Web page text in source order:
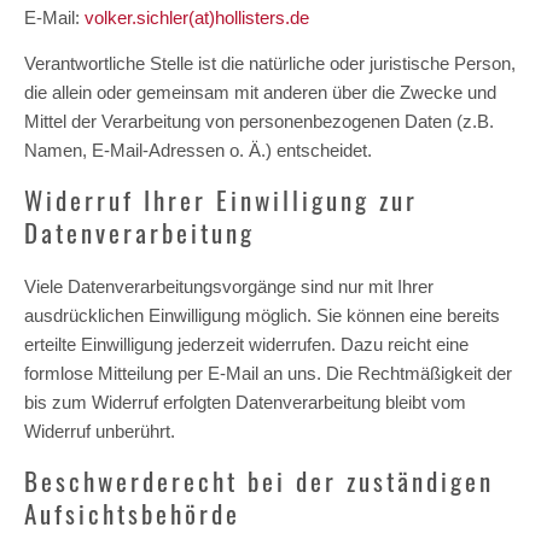
E-Mail: volker.sichler(at)hollisters.de
Verantwortliche Stelle ist die natürliche oder juristische Person,
die allein oder gemeinsam mit anderen über die Zwecke und
Mittel der Verarbeitung von personenbezogenen Daten (z.B.
Namen, E-Mail-Adressen o. Ä.) entscheidet.
Widerruf Ihrer Einwilligung zur
Datenverarbeitung
Viele Datenverarbeitungsvorgänge sind nur mit Ihrer
ausdrücklichen Einwilligung möglich. Sie können eine bereits
erteilte Einwilligung jederzeit widerrufen. Dazu reicht eine
formlose Mitteilung per E-Mail an uns. Die Rechtmäßigkeit der
bis zum Widerruf erfolgten Datenverarbeitung bleibt vom
Widerruf unberührt.
Beschwerderecht bei der zuständigen
Aufsichtsbehörde